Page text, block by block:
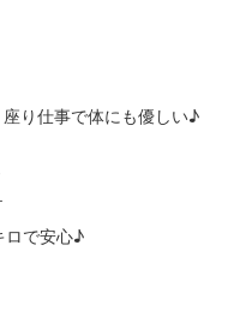
り仕事で体にも優しい♪
ロで安心♪